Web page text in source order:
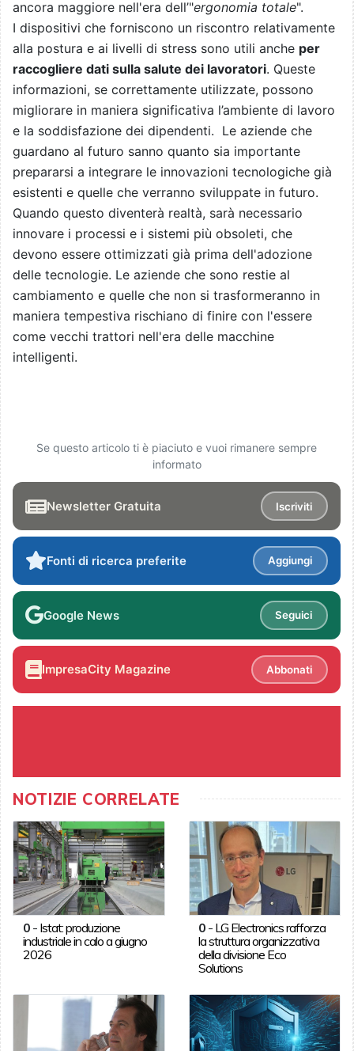
ancora maggiore nell'era dell’"ergonomia totale".
I dispositivi che forniscono un riscontro relativamente
alla postura e ai livelli di stress sono utili anche per
raccogliere dati sulla salute dei lavoratori. Queste
informazioni, se correttamente utilizzate, possono
migliorare in maniera significativa l’ambiente di lavoro
e la soddisfazione dei dipendenti. Le aziende che
guardano al futuro sanno quanto sia importante
prepararsi a integrare le innovazioni tecnologiche già
esistenti e quelle che verranno sviluppate in futuro.
Quando questo diventerà realtà, sarà necessario
innovare i processi e i sistemi più obsoleti, che
devono essere ottimizzati già prima dell'adozione
delle tecnologie. Le aziende che sono restie al
cambiamento e quelle che non si trasformeranno in
maniera tempestiva rischiano di finire con l'essere
come vecchi trattori nell'era delle macchine
intelligenti.
Se questo articolo ti è piaciuto e vuoi rimanere sempre
informato
Newsletter Gratuita Iscriviti
Fonti di ricerca preferite Aggiungi
Google News Seguici
ImpresaCity Magazine Abbonati
NOTIZIE CORRELATE
0- Istat: produzione
industriale in calo a giugno
2026
0 - LG Electronics rafforza
la struttura organizzativa
della divisione Eco
Solutions